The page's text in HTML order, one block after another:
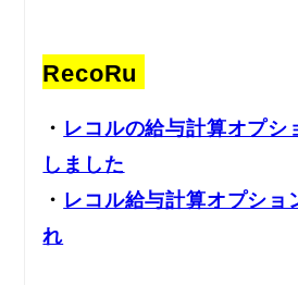
RecoRu
・ レコルの給与計算オプシ
しました
・ レコル給与計算オプショ
れ